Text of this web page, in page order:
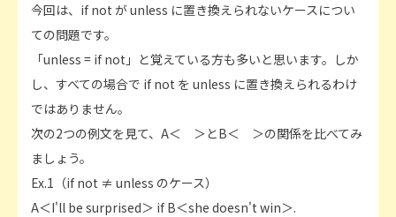
今回は、if not が unless に置き換えられないケースについ
ての問題です。
「unless = if not」と覚えている方も多いと思います。しか
し、すべての場合で if not を unless に置き換えられるわけ
ではありません。
次の2つの例文を見て、A＜ ＞とB＜ ＞の関係を比べてみ
ましょう。
Ex.1（if not ≠ unless のケース）
A＜I'll be surprised＞ if B＜she doesn't win＞.